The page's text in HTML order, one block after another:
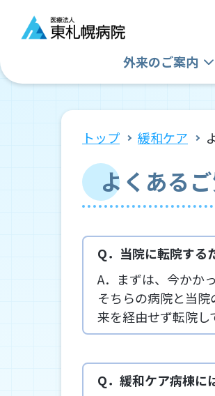
外来のご案内
トップ 緩和ケア
よくある
Q．当院に転院する
A．まずは、今かか
そちらの病院と当
来を経由せず転院し
Q．緩和ケア病棟に